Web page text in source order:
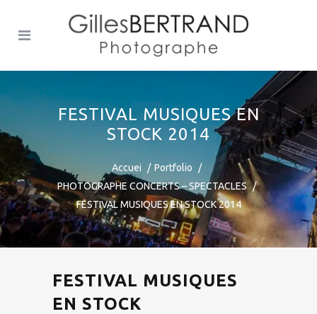
FESTIVAL MUSIQUES EN
STOCK 2014
Accuei
Portfolio
PHOTOGRAPHE CONCERTS – SPECTACLES
FESTIVAL MUSIQUES EN STOCK 2014
FESTIVAL MUSIQUES
EN STOCK